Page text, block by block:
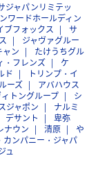
ジャパンリミテッ
ワードホールディン
ブフォックス
サ
ジャヴァグルー
ャン
たけうちグル
・フレンズ
ケ
ド
トリンプ・イ
ーズ
アバハウス
トングループ
シ
ジャポン
ナルミ
デサント
卑弥
ナウン 清原
や
カンパニー・ジャパ
ュ